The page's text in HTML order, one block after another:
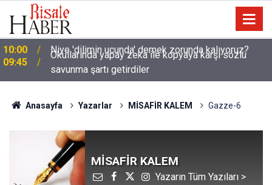
09:45
Okullarında yapay zeka ile kopyaya karşı sözlü
savunma şartı getirdiler
Anasayfa Yazarlar MİSAFİR KALEM Gazze-6
MİSAFİR KALEM
Yazarın Tüm Yazıları >